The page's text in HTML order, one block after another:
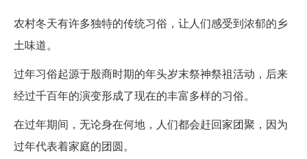
农村冬天有许多独特的传统习俗，让人们感受到浓郁的乡
土味道。
过年习俗起源于殷商时期的年头岁末祭神祭祖活动，后来
经过千百年的演变形成了现在的丰富多样的习俗。
在过年期间，无论身在何地，人们都会赶回家团聚，因为
过年代表着家庭的团圆。